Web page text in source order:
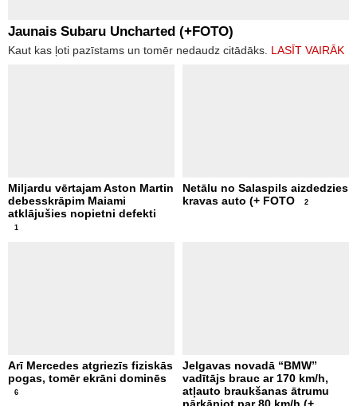
Jaunais Subaru Uncharted (+FOTO)
Kaut kas ļoti pazīstams un tomēr nedaudz citādāks. LASĪT VAIRĀK
Miljardu vērtajam Aston Martin
debesskrāpim Maiami
atklājušies nopietni defekti
1
Netālu no Salaspils aizdedzies
kravas auto (+ FOTO
2
Arī Mercedes atgriezīs fiziskās
pogas, tomēr ekrāni dominēs
6
Jelgavas novadā “BMW”
vadītājs brauc ar 170 km/h,
atļauto braukšanas ātrumu